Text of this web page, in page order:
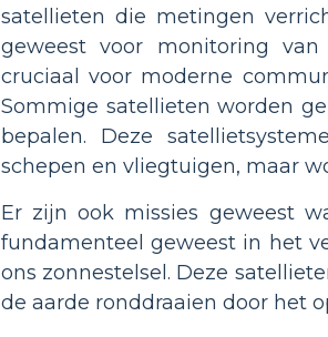
satellieten die metingen
geweest voor monitoring
cruciaal voor moderne
Sommige satellieten worden
bepalen. Deze
schepen en vliegtuigen, maar
Er zijn ook missies geweest
fundamenteel geweest in het
ons zonnestelsel. Deze
de aarde ronddraaien door het